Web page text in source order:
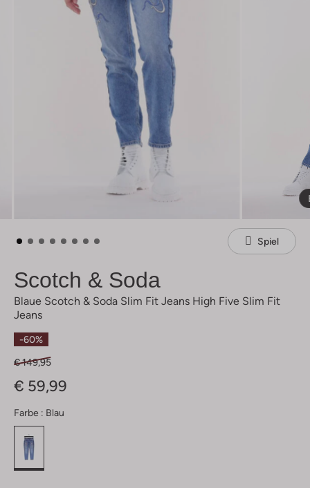
Spiel
Scotch & Soda
Blaue Scotch & Soda Slim Fit Jeans High Five Slim Fit
Jeans
-60%
€ 149,95
€ 59,99
Farbe : Blau